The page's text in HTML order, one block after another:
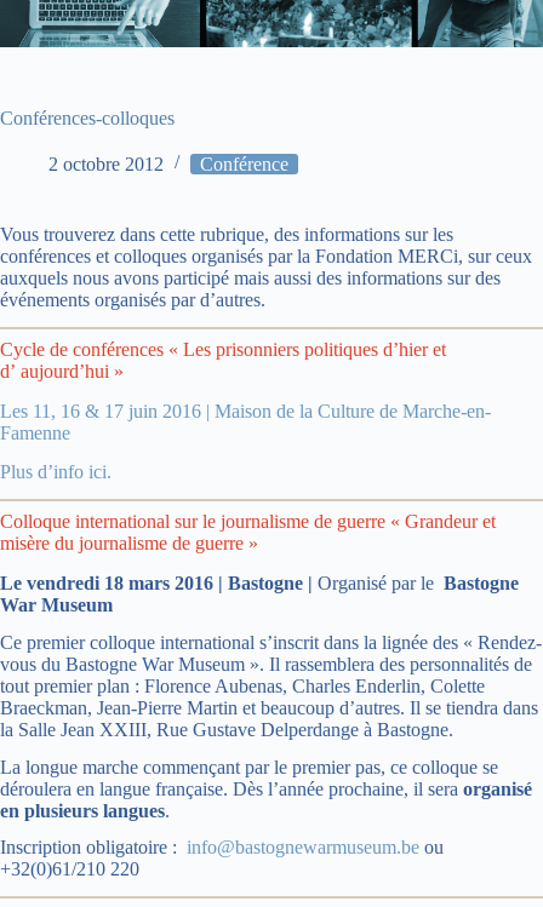
Conférences-colloques
2 octobre 2012 Conférence
Vous trouverez dans cette rubrique, des informations sur les
conférences et colloques organisés par la Fondation MERCi, sur ceux
auxquels nous avons participé mais aussi des informations sur des
événements organisés par d’autres.
Cycle de conférences « Les prisonniers politiques d’hier et
d’ aujourd’hui »
Les 11, 16 & 17 juin 2016 | Maison de la Culture de Marche-en-
Famenne
Plus d’info ici.
Colloque international sur le journalisme de guerre « Grandeur et
misère du journalisme de guerre »
Le vendredi 18 mars 2016 | Bastogne | Organisé par le Bastogne
War Museum
Ce premier colloque international s’inscrit dans la lignée des « Rendez-
vous du Bastogne War Museum ». Il rassemblera des personnalités de
tout premier plan : Florence Aubenas, Charles Enderlin, Colette
Braeckman, Jean-Pierre Martin et beaucoup d’autres. Il se tiendra dans
la Salle Jean XXIII, Rue Gustave Delperdange à Bastogne.
La longue marche commençant par le premier pas, ce colloque se
déroulera en langue française. Dès l’année prochaine, il sera organisé
en plusieurs langues.
Inscription obligatoire : info@bastognewarmuseum.be ou
+32(0)61/210 220